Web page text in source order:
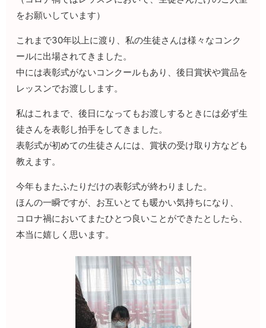
をお願いしています）
これまで30年以上に渡り、私の生徒さんは様々なコンク
ールに出場されてきました。
中には表彰式がないコンクールもあり、後日賞状や賞品を
レッスンでお渡しします。
私はこれまで、後日になってもお渡しするときには必ず生
徒さんを表彰し拍手をしてきました。
表彰式が初めての生徒さんには、賞状の受け取り方なども
教えます。
今年もまたふたりだけの表彰式が終わりました。
ほんの一瞬ですが、お互いとても暖かい気持ちになり、
コロナ禍においてまたひとつ良いことができたとしたら、
本当に嬉しく思います。